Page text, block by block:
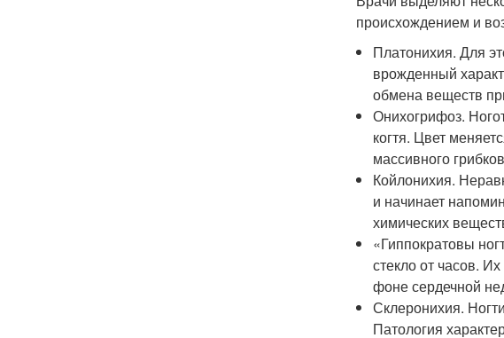
происхождением и
Платонихия. Для
врожденный
обмена веществ
Онихогрифоз.
когтя. Цвет
массивного
Койлонихия.
и начинает
химических
«Гиппократовы
стекло от часов.
фоне сердечной
Склеронихия.
Патология